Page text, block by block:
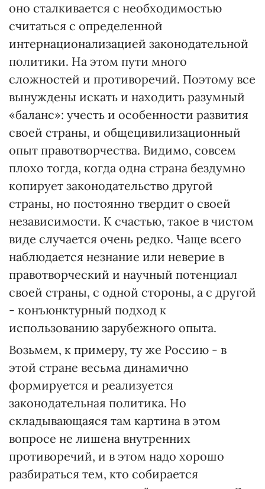
оно сталкивается с необходимостью
считаться с определенной
интернационализацией законодательной
политики. На этом пути много
сложностей и противоречий. Поэтому все
вынуждены искать и находить разумный
«баланс»: учесть и особенности развития
своей страны, и общецивилизационный
опыт правотворчества. Видимо, совсем
плохо тогда, когда одна страна бездумно
копирует законодательство другой
страны, но постоянно твердит о своей
независимости. К счастью, такое в чистом
виде случается очень редко. Чаще всего
наблюдается незнание или неверие в
правотворческий и научный потенциал
своей страны, с одной стороны, а с другой
- конъюнктурный подход к
использованию зарубежного опыта.
Возьмем, к примеру, ту же Россию - в
этой стране весьма динамично
формируется и реализуется
законодательная политика. Но
складывающаяся там картина в этом
вопросе не лишена внутренних
противоречий, и в этом надо хорошо
разбираться тем, кто собирается